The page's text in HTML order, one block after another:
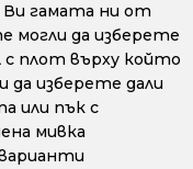
гамата ни от
могли да изберете
с плот върху който
да изберете дали
или пък с
мивка